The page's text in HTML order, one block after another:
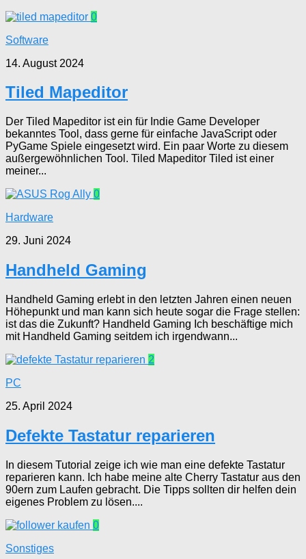
0
Software
14. August 2024
Tiled Mapeditor
Der Tiled Mapeditor ist ein für Indie Game Developer
bekanntes Tool, dass gerne für einfache JavaScript oder
PyGame Spiele eingesetzt wird. Ein paar Worte zu diesem
außergewöhnlichen Tool. Tiled Mapeditor Tiled ist einer
meiner...
0
Hardware
29. Juni 2024
Handheld Gaming
Handheld Gaming erlebt in den letzten Jahren einen neuen
Höhepunkt und man kann sich heute sogar die Frage stellen:
ist das die Zukunft? Handheld Gaming Ich beschäftige mich
mit Handheld Gaming seitdem ich irgendwann...
2
PC
25. April 2024
Defekte Tastatur reparieren
In diesem Tutorial zeige ich wie man eine defekte Tastatur
reparieren kann. Ich habe meine alte Cherry Tastatur aus den
90ern zum Laufen gebracht. Die Tipps sollten dir helfen dein
eigenes Problem zu lösen....
0
Sonstiges